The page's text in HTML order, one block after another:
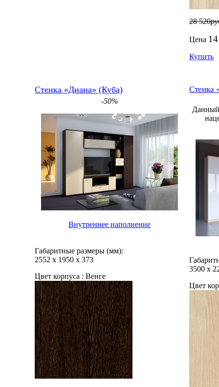
28 520
Цена
Купить
Стенка «Диана» (Куба)
-50%
Внутреннее наполнение
Габаритные размеры (мм):
2552 х 1950 х 373
Цвет корпуса : Венге
Стенка
Данный
3500 х
Цвет